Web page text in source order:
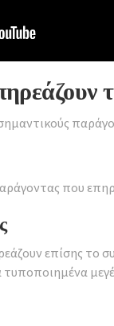
που
επίσης το
τυποποιημένα